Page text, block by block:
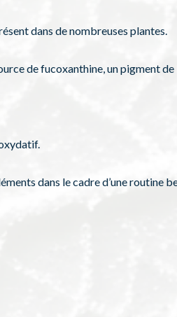
dans de nombreuses plantes.
de fucoxanthine, un pigment
dans le cadre d’une routine